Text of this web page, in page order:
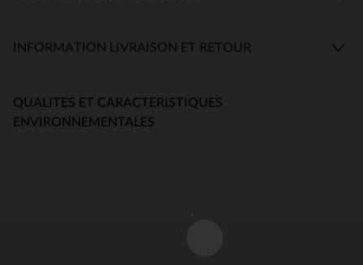
INFORMATION LIVRAISON ET RETOUR
QUALITES ET CARACTERISTIQUES
ENVIRONNEMENTALES